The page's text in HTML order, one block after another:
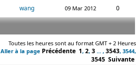
wang 09 Mar 2012 0
Toutes les heures sont au format GMT + 2 Heures
Aller à la page Précédente 1, 2, 3 ... , 3543, 3544,
3545 Suivante